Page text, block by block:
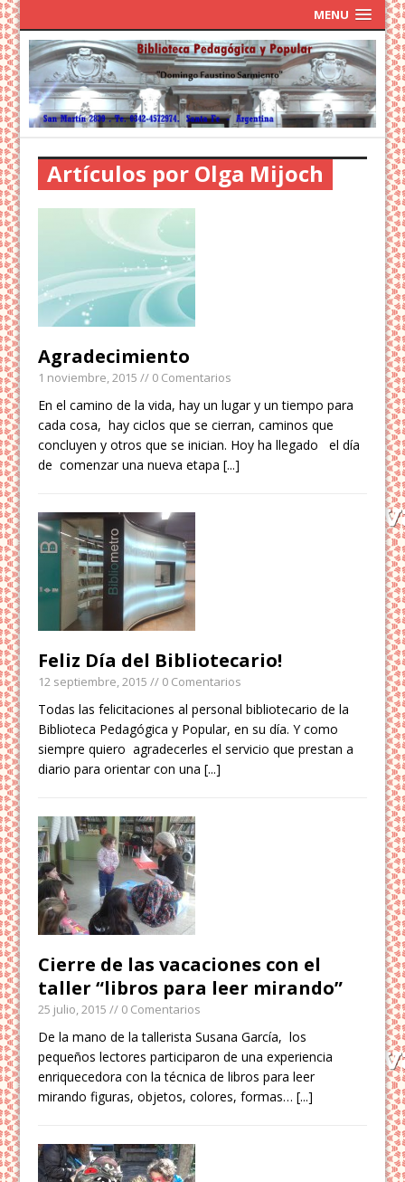
MENU
Artículos por Olga Mijoch
Agradecimiento
1 noviembre, 2015 // 0 Comentarios
En el camino de la vida, hay un lugar y un tiempo para
cada cosa, hay ciclos que se cierran, caminos que
concluyen y otros que se inician. Hoy ha llegado el día
de comenzar una nueva etapa[...]
Feliz Día del Bibliotecario!
12 septiembre, 2015 // 0 Comentarios
Todas las felicitaciones al personal bibliotecario de la
Biblioteca Pedagógica y Popular, en su día. Y como
siempre quiero agradecerles el servicio que prestan a
diario para orientar con una[...]
Cierre de las vacaciones con el
taller “libros para leer mirando”
25 julio, 2015 // 0 Comentarios
De la mano de la tallerista Susana García, los
pequeños lectores participaron de una experiencia
enriquecedora con la técnica de libros para leer
mirando figuras, objetos, colores, formas…[...]